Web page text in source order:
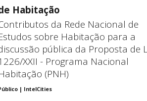
Habitação
da Rede Nacional de
sobre Habitação para a
pública da Proposta de
XXII - Programa Nacional
(PNH)
| IntelCities